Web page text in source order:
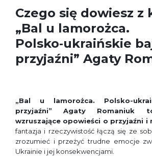
Czego się dowiesz z
„Bal u lamorożca.
Polsko‑ukraińskie
przyjaźni” Agaty
„Bal u lamorożca. Polsko-
przyjaźni” Agaty Romaniuk
wzruszające opowieści o przyjaźni i
fantazja i rzeczywistość łączą się ze
zrozumieć i przeżyć trudne emocje
Ukrainie i jej konsekwencjami.